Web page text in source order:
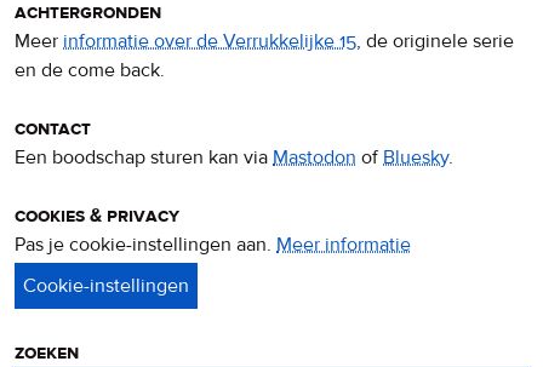
achtergronden
Meer informatie over de Verrukkelijke 15, de originele serie
en de come back.
contact
Een boodschap sturen kan via Mastodon ofBluesky.
cookies & privacy
Pas je cookie-instellingen aan. Meer informatie
zoeken